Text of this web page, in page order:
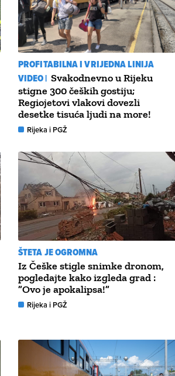
PROFITABILNA I VRIJEDNA LINIJA
VIDEO | Svakodnevno u Rijeku
stigne 300 čeških gostiju;
Regiojetovi vlakovi dovezli
desetke tisuća ljudi na more!
Rijeka i PGŽ
ŠTETA JE OGROMNA
Iz Češke stigle snimke dronom,
pogledajte kako izgleda grad :
”Ovo je apokalipsa!”
Rijeka i PGŽ